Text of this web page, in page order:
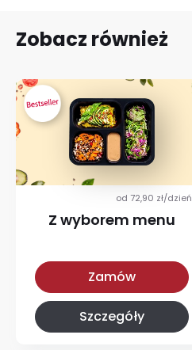
Zobacz również
od 72,90 zł/dzień
Z wyborem menu
Zamów
Szczegóły